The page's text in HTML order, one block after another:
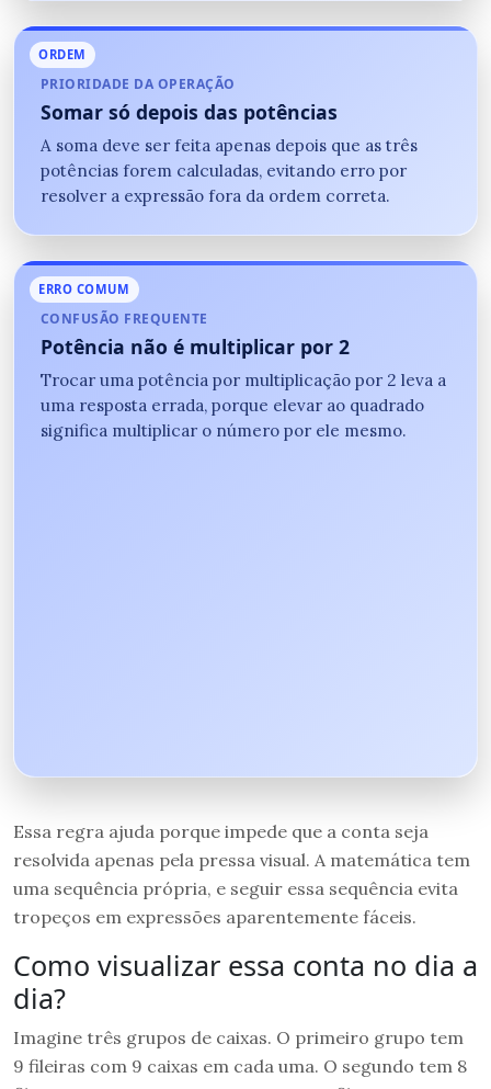
ORDEM
PRIORIDADE DA OPERAÇÃO
Somar só depois das potências
A soma deve ser feita apenas depois que as três
potências forem calculadas, evitando erro por
resolver a expressão fora da ordem correta.
ERRO COMUM
CONFUSÃO FREQUENTE
Potência não é multiplicar por 2
Trocar uma potência por multiplicação por 2 leva a
uma resposta errada, porque elevar ao quadrado
significa multiplicar o número por ele mesmo.
Essa regra ajuda porque impede que a conta seja
resolvida apenas pela pressa visual. A matemática tem
uma sequência própria, e seguir essa sequência evita
tropeços em expressões aparentemente fáceis.
Como visualizar essa conta no dia a
dia?
Imagine três grupos de caixas. O primeiro grupo tem
9 fileiras com 9 caixas em cada uma. O segundo tem 8